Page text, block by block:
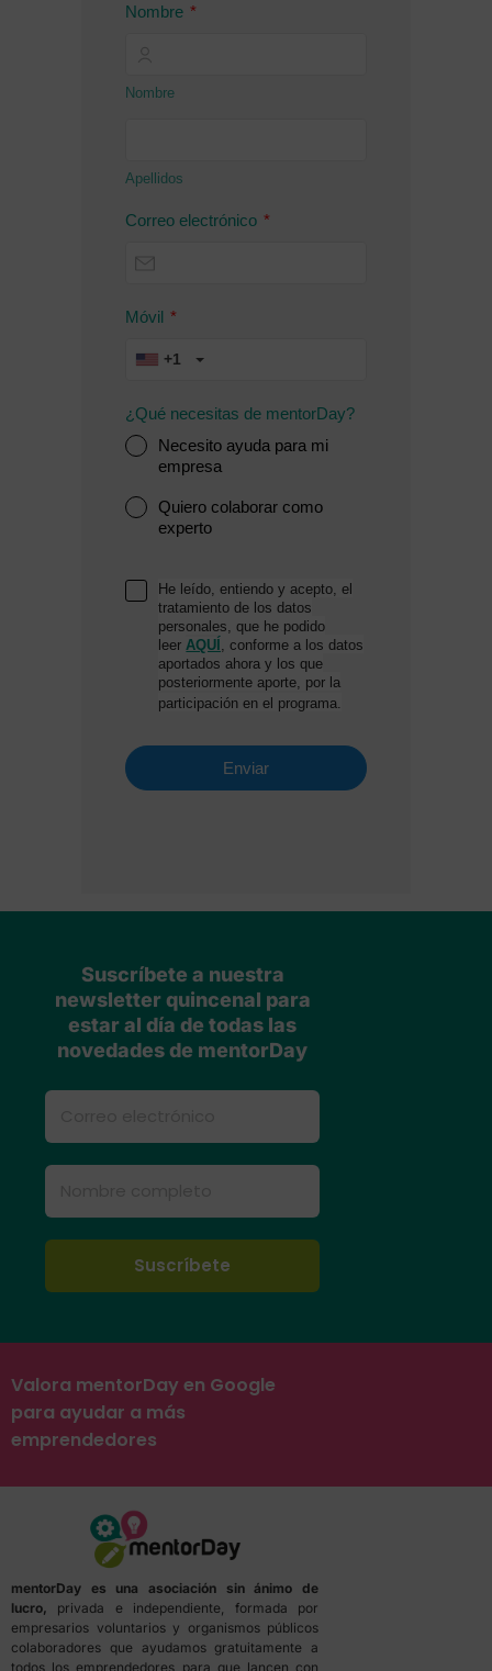
Suscríbete a nuestra
newsletter quincenal para
estar al día de todas las
novedades de mentorDay
Valora mentorDay en Google
para ayudar a más
emprendedores
mentorDay es una asociación sin ánimo de
lucro, privada e independiente, formada por
empresarios voluntarios y organismos públicos
colaboradores que ayudamos gratuitamente a
todos los emprendedores para que lancen con